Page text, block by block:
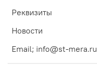
Реквизиты
Новости
Email; info@st-mera.ru